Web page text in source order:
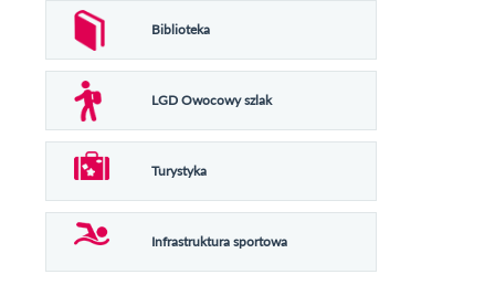
Biblioteka
LGD Owocowy szlak
Turystyka
Infrastruktura sportowa